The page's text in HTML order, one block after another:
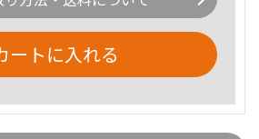
ートに入れる